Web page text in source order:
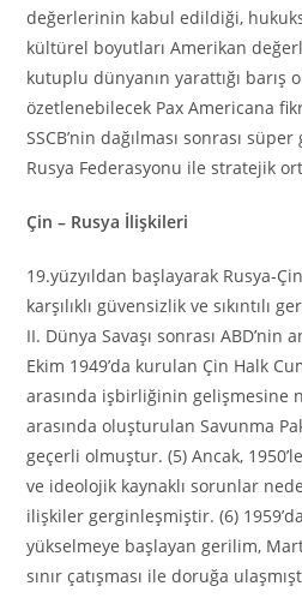
değerlerinin kabul edildiği,
kültürel boyutları Amerikan
kutuplu dünyanın yarattığı barış
özetlenebilecek Pax Americana
SSCB’nin dağılması sonrası
Rusya Federasyonu ile stratejik
Çin – Rusya İlişkileri
19.yüzyıldan başlayarak Rusya-
karşılıklı güvensizlik ve sıkıntılı
II. Dünya Savaşı sonrası ABD’nin
Ekim 1949’da kurulan Çin Halk
arasında işbirliğinin gelişmesine
arasında oluşturulan Savunma
geçerli olmuştur. (5) Ancak,
ve ideolojik kaynaklı sorunlar
ilişkiler gerginleşmiştir. (6)
yükselmeye başlayan gerilim, Mart
sınır çatışması ile doruğa